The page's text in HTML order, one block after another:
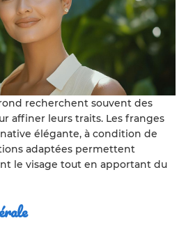
recherchent souvent des
affiner leurs traits. Les franges
élégante, à condition de
adaptées permettent
le visage tout en apportant du